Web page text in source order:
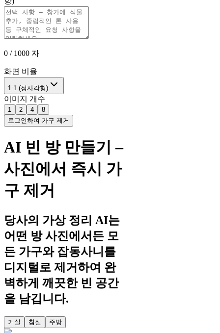
0 / 1000 자
화면 비율
1:1 (정사각형)
이미지 개수
1 2 4
8
로그인하여 가구 제거
AI 빈 방 만들기 –
사진에서 즉시 가
구 제거
당사의 가상 정리 AI는
어떤 방 사진에서든 모
든 가구와 잡동사니를
디지털로 제거하여 완
벽하게 깨끗한 빈 공간
을 남깁니다.
거실 침실 주방